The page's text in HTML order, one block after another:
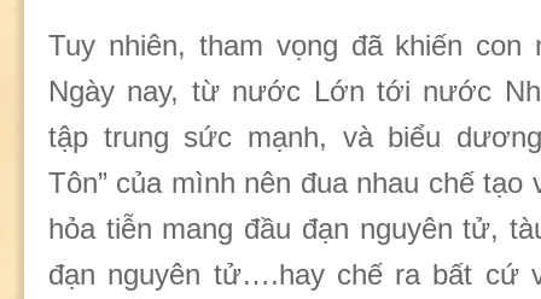
Tuy nhiên, tham vọng đã khiến con
Ngày nay, từ nước Lớn tới nước
tập trung sức mạnh, và biểu
Tôn” của mình nên đua nhau chế tạo
hỏa tiễn mang đầu đạn nguyên tử,
đạn nguyên tử….hay chế ra bất cứ